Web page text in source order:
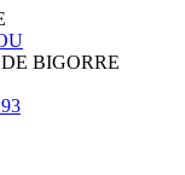
BIGORRE